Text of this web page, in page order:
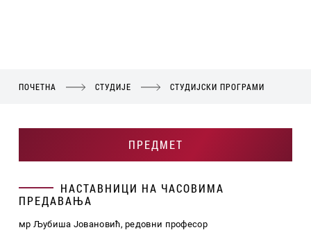
ПОЧЕТНА СТУДИЈЕ СТУДИЈСКИ ПРОГРАМИ
ПРЕДМЕТ
НАСТАВНИЦИ НА ЧАСОВИМА
ПРЕДАВАЊА
мр Љубиша Јовановић, редовни професор